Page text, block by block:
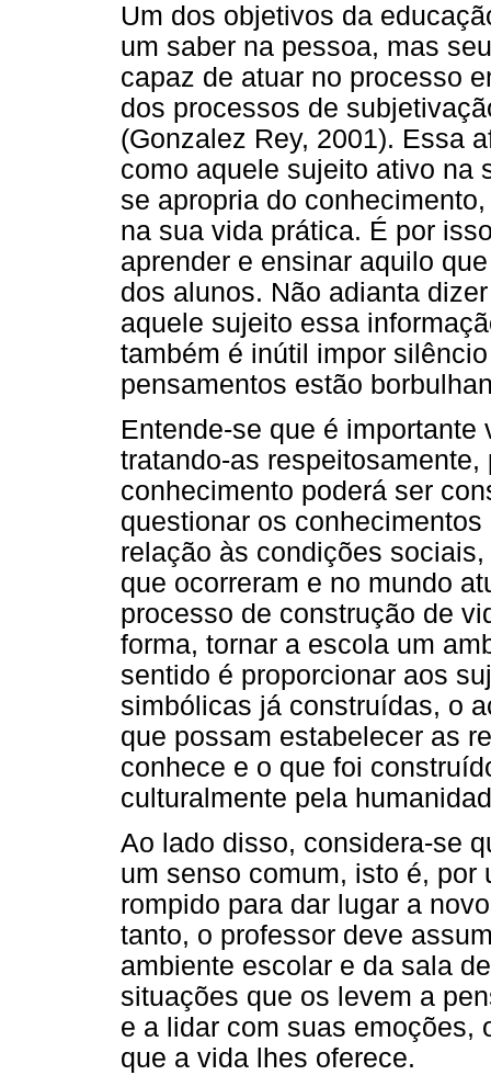
Um dos objetivos da
um saber na pessoa, mas
capaz de atuar no processo
dos processos de
(Gonzalez Rey, 2001). Essa
como aquele sujeito ativo na
se apropria do
na sua vida prática. É por
aprender e ensinar aquilo
dos alunos. Não adianta
aquele sujeito essa
também é inútil impor
pensamentos estão
Entende-se que é
tratando-as
conhecimento poderá ser
questionar os
relação às condições
que ocorreram e no mundo
processo de construção de
forma, tornar a escola um
sentido é proporcionar aos
simbólicas já construídas, o
que possam estabelecer as
conhece e o que foi
culturalmente pela
Ao lado disso, considera-se
um senso comum, isto é,
rompido para dar lugar a
tanto, o professor deve
ambiente escolar e da sala
situações que os levem a
e a lidar com suas emoções,
que a vida lhes oferece.